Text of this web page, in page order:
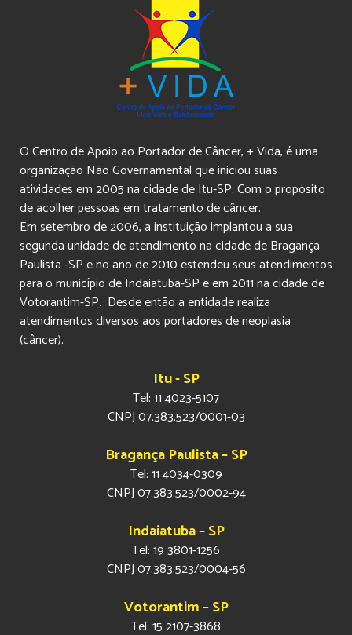
O Centro de Apoio ao Portador de Câncer, + Vida, é uma
organização Não Governamental que iniciou suas
atividades em 2005 na cidade de Itu-SP. Com o propósito
de acolher pessoas em tratamento de câncer.
Em setembro de 2006, a instituição implantou a sua
segunda unidade de atendimento na cidade de Bragança
Paulista -SP e no ano de 2010 estendeu seus atendimentos
para o município de Indaiatuba-SP e em 2011 na cidade de
Votorantim-SP. Desde então a entidade realiza
atendimentos diversos aos portadores de neoplasia
(câncer).
Itu - SP
Tel: 11 4023-5107
CNPJ 07.383.523/0001-03
Bragança Paulista – SP
Tel: 11 4034-0309
CNPJ 07.383.523/0002-94
Indaiatuba – SP
Tel: 19 3801-1256
CNPJ 07.383.523/0004-56
Votorantim – SP
Tel: 15 2107-3868